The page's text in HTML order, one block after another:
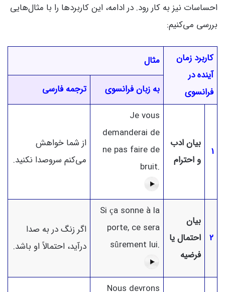
احساسات نیز به کار رود. در ادامه، این کاربردها را با مثال‌هایی
بررسی می‌کنیم:
کاربرد زمان
آینده در
فرانسوی
مثال
به زبان فرانسوی ترجمه فارسی
1
بیان ادب
و احترام
Je vous
demanderai de
ne pas faire de
bruit.
از شما خواهش
می‌کنم سروصدا نکنید.
2
بیان
احتمال یا
فرضیه
Si ça sonne à la
porte, ce sera
sûrement lui.
اگر زنگ در به صدا
درآید، احتمالاً او باشد.
Nous devrons